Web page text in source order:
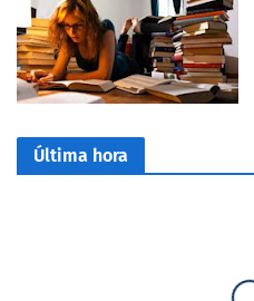
Última hora